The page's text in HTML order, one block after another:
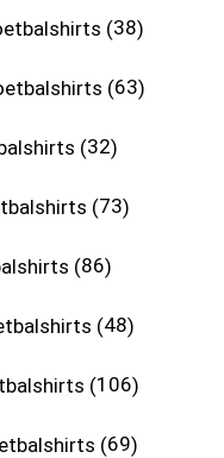
38
63
32
73
86
48
106
69